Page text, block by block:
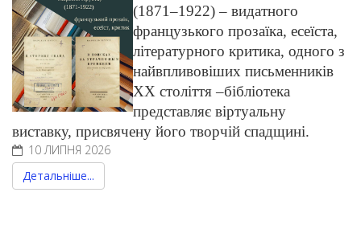
(1871–1922) – видатного
французького прозаїка, есеїста,
літературного критика, одного з
найвпливовіших письменників
ХХ століття –бібліотека
представляє віртуальну
виставку, присвячену його творчій спадщині.
10 ЛИПНЯ 2026
Детальніше...